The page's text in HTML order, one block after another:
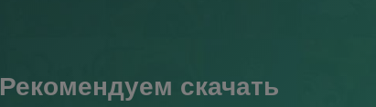
Рекомендуем скачать